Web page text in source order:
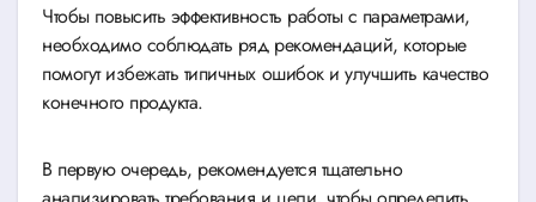
Чтобы повысить эффективность работы с параметрами,
необходимо соблюдать ряд рекомендаций, которые
помогут избежать типичных ошибок и улучшить качество
конечного продукта.
В первую очередь, рекомендуется тщательно